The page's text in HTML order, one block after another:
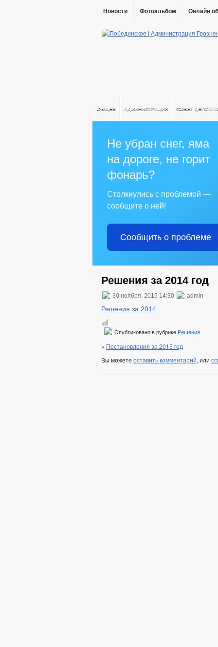
Новости Фотоальбом Онлайн
ОБЩЕЕ АДМИНИСТРАЦИЯ СОВЕТ
Не убран снег, яма
на дороге, не горит
фонарь?
Столкнулись с проблемой —
сообщите о ней!
Сообщить о проблеме
Решения за 2014 год
30 ноября, 2015 14:30 admin
Решения за 2014
Опубликовано в рубрике Решения
« Постановления за 2015 год
Вы можете оставить комментарий, или